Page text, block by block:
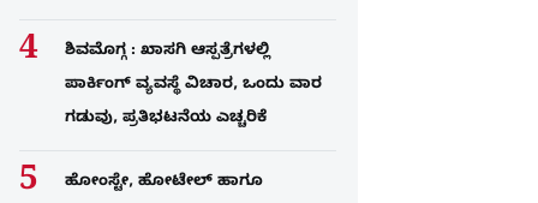
ಶಿವಮೊಗ್ಗ : ಖಾಸಗಿ ಆಸ್ಪತ್ರೆಗಳಲ್ಲಿ
ಪಾರ್ಕಿಂಗ್​ ವ್ಯವಸ್ಥೆ ವಿಚಾರ, ಒಂದು ವಾರ
ಗಡುವು, ಪ್ರತಿಭಟನೆಯ ಎಚ್ಚರಿಕೆ
ಹೋಂಸ್ಟೇ, ಹೋಟೇಲ್ ಹಾಗೂ